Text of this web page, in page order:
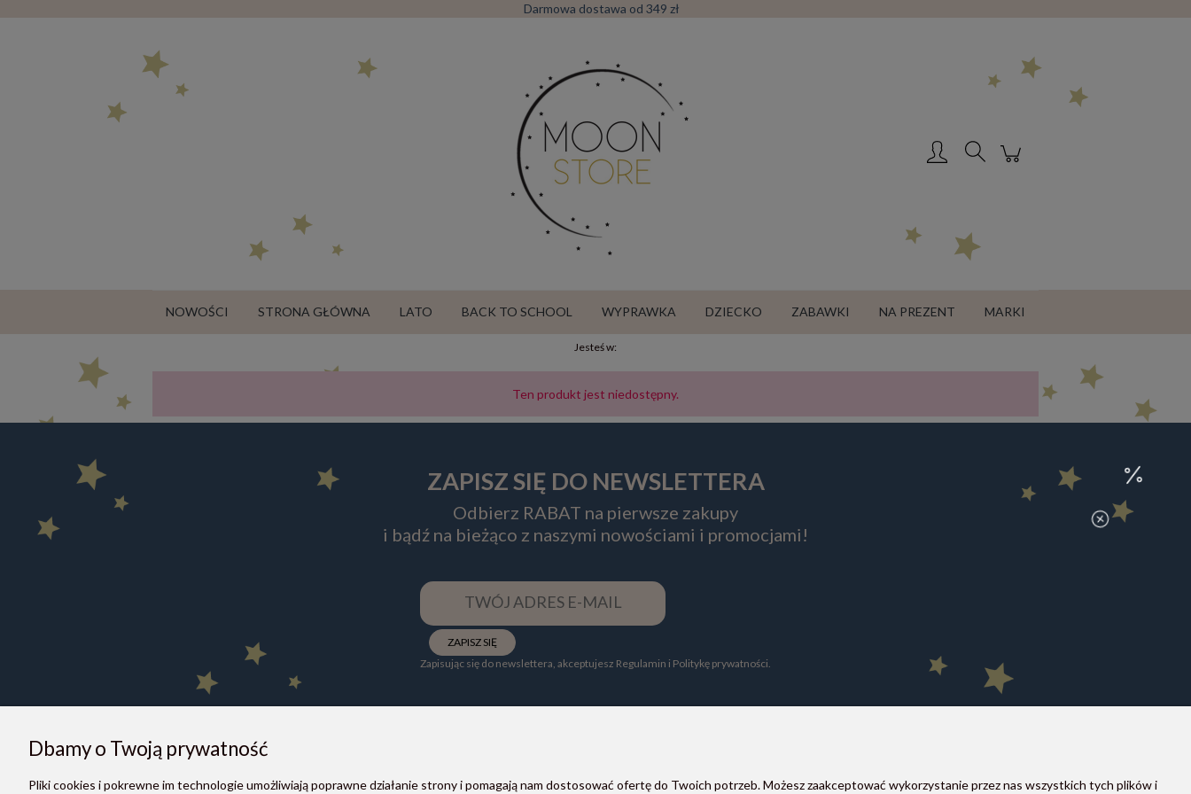
Darmowa dostawa od 349 zł
NOWOŚCI STRONA GŁÓWNA LATO BACK TO SCHOOL WYPRAWKA DZIECKO ZABAWKI NA PREZENT MARKI
Jesteś w:
Ten produkt jest niedostępny.
ZAPISZ SIĘ DO NEWSLETTERA
Odbierz RABAT na pierwsze zakupy
i bądź na bieżąco z naszymi nowościami i promocjami!
ZAPISZ SIĘ
Zapisując się do newslettera, akceptujesz Regulamin i Politykę prywatności.
O NAS POMOC PŁATNOŚCI I DOSTAWA MOON STORE W SOCIAL MEDIA
Dbamy o Twoją prywatność
Pliki cookies i pokrewne im technologie umożliwiają poprawne działanie strony i pomagają nam dostosować ofertę do Twoich potrzeb. Możesz zaakceptować wykorzystanie przez nas wszystkich tych plików i